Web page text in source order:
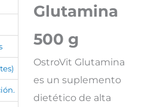
Glutamina
500 g
OstroVit Glutamina
es un suplemento
dietético de alta